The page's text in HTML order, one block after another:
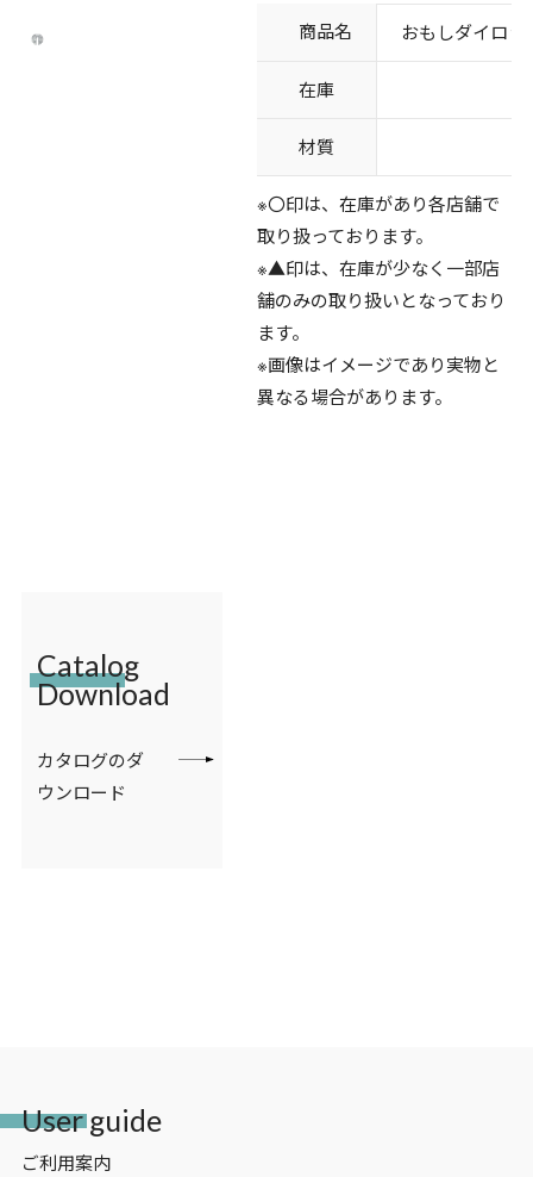
商品名 おもしダイロッ
在庫
材質
※〇印は、在庫があり各店舗で
取り扱っております。
※▲印は、在庫が少なく一部店
舗のみの取り扱いとなっており
ます。
※画像はイメージであり実物と
異なる場合があります。
Catalog
Download
カタログのダ
ウンロード
User guide
ご利用案内